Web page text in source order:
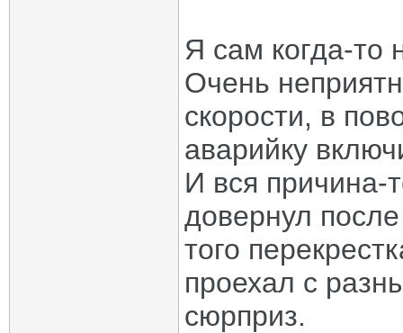
Я сам когда-то
Очень
скорости, в
аварийку
И вся причина-
довернул
того
проехал с
сюрприз.